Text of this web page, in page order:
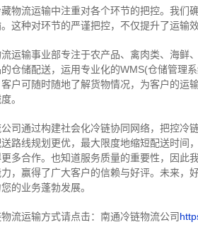
物流运输中注重对各个环节的把控。我们
这种对环节的严谨把控，不仅提升了运输
运输事业部专注于农产品、禽肉类、海鲜
仓储配送，运用专业化的WMS(仓储管理
户可随时随地了解货物情况，为客户的运
。
司通过构建社会化冷链协同网络，把控冷
路线规划更优，最大限度地缩短配送时间
多合作。也知道服务质量的重要性，因此
，赢得了广大客户的信赖与好评。 未来，
的业务蓬勃发展。
流运输方式请点击：南通冷链物流公司